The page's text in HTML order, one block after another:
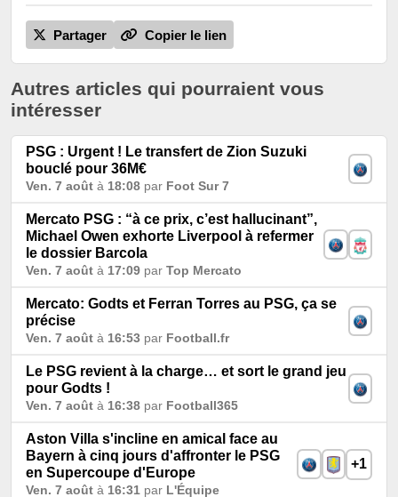
Partager Copier le lien
Autres articles qui pourraient vous
intéresser
PSG : Urgent ! Le transfert de Zion Suzuki
bouclé pour 36M€
Ven. 7 août à 18:08 par Foot Sur 7
Mercato PSG : “à ce prix, c’est hallucinant”,
Michael Owen exhorte Liverpool à refermer
le dossier Barcola
Ven. 7 août à 17:09 par Top Mercato
Mercato: Godts et Ferran Torres au PSG, ça se
précise
Ven. 7 août à 16:53 par Football.fr
Le PSG revient à la charge… et sort le grand jeu
pour Godts !
Ven. 7 août à 16:38 par Football365
Aston Villa s'incline en amical face au
Bayern à cinq jours d'affronter le PSG
en Supercoupe d'Europe
Ven. 7 août à 16:31 par L'Équipe
+1